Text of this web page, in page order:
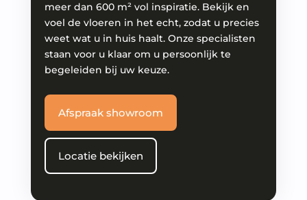
meer dan 600 m² vol inspiratie. Bekijk en
voel de vloeren in het echt, zodat u precies
weet wat u in huis haalt. Onze specialisten
staan voor u klaar om u persoonlijk te
begeleiden bij uw keuze.
Afspraak showroom
Locatie bekijken